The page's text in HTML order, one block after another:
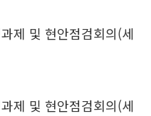
제 및 현안점검회의(세
제 및 현안점검회의(세